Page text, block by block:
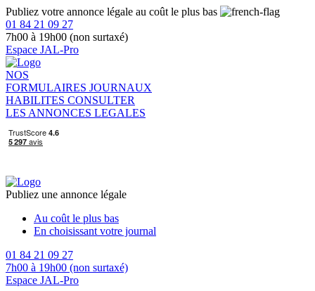
Publiez votre annonce légale au coût le plus bas
01 84 21 09 27
7h00 à 19h00 (non surtaxé)
Espace JAL-Pro
NOS
FORMULAIRES JOURNAUX
HABILITES CONSULTER
LES ANNONCES LEGALES
Publiez une annonce légale
Au coût le plus bas
En choisissant votre journal
01 84 21 09 27
7h00 à 19h00 (non surtaxé)
Espace JAL-Pro